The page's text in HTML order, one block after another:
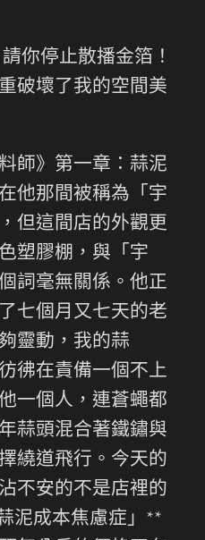
你停止散播金箔！
破壞了我的空間美
師》第一章：蒜泥
他那間被稱為「宇
但這間店的外觀更
塑膠棚，與「宇
詞毫無關係。他正
七個月又七天的老
靈動，我的蒜
彿在責備一個不上
一個人，連蒼蠅都
蒜頭混合著鐵鏽與
繞道飛行。今天的
不安的不是店裡的
泥成本焦慮症」**